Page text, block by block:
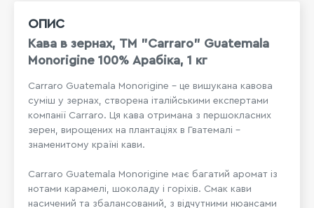
ОПИС
Кава в зернах, ТМ "Carraro" Guatemala
Monorigine 100% Арабіка, 1 кг
Carraro Guatemala Monorigine - це вишукана кавова
суміш у зернах, створена італійськими експертами
компанії Carraro. Ця кава отримана з першокласних
зерен, вирощених на плантаціях в Гватемалі -
знаменитому країні кави.
Carraro Guatemala Monorigine має багатий аромат із
нотами карамелі, шоколаду і горіхів. Смак кави
насичений та збалансований, з відчутними нюансами